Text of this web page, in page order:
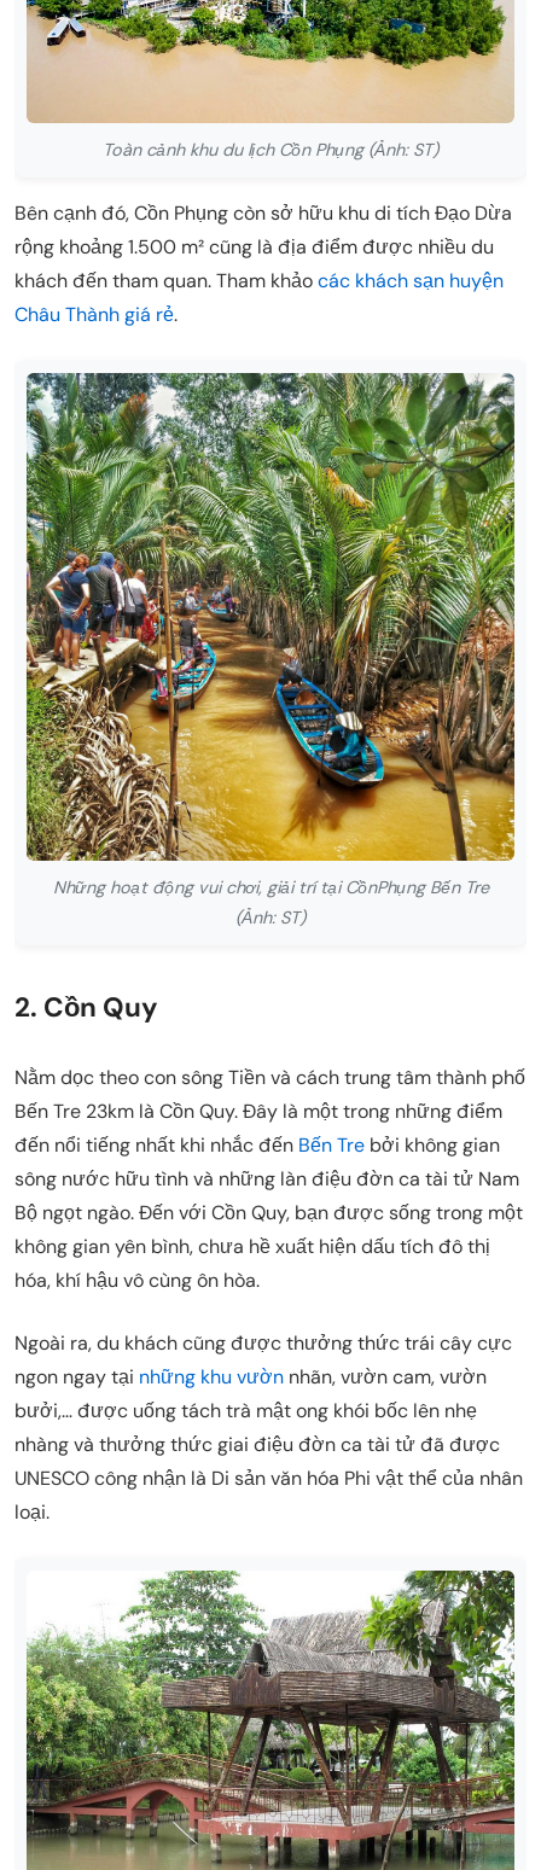
Toàn cảnh khu du lịch Cồn Phụng (Ảnh: ST)
Bên cạnh đó, Cồn Phụng còn sở hữu khu di tích Đạo Dừa
rộng khoảng 1.500 m² cũng là địa điểm được nhiều du
khách đến tham quan. Tham khảocác khách sạn huyện
Châu Thành giá rẻ.
Những hoạt động vui chơi, giải trí tại CồnPhụng Bến Tre
(Ảnh: ST)
2. Cồn Quy
Nằm dọc theo con sông Tiền và cách trung tâm thành phố
Bến Tre 23km là Cồn Quy. Đây là một trong những điểm
đến nổi tiếng nhất khi nhắc đến Bến Tre bởi không gian
sông nước hữu tình và những làn điệu đờn ca tài tử Nam
Bộ ngọt ngào. Đến với Cồn Quy, bạn được sống trong một
không gian yên bình, chưa hề xuất hiện dấu tích đô thị
hóa, khí hậu vô cùng ôn hòa.
Ngoài ra, du khách cũng được thưởng thức trái cây cực
ngon ngay tại những khu vườn nhãn, vườn cam, vườn
bưởi,… được uống tách trà mật ong khói bốc lên nhẹ
nhàng và thưởng thức giai điệu đờn ca tài tử đã được
UNESCO công nhận là Di sản văn hóa Phi vật thể của nhân
loại.